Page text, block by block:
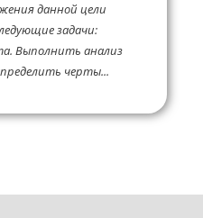
данной цели
задачи:
Выполнить анализ
черты...